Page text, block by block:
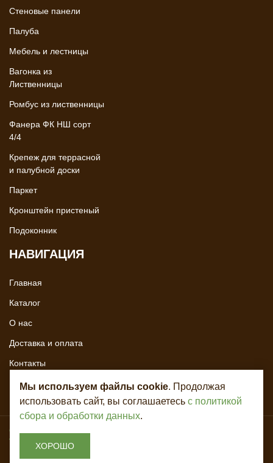
Стеновые панели
Палуба
Мебель и лестницы
Вагонка из
Лиственницы
Ромбус из лиственницы
Фанера ФК НШ сорт
4/4
Крепеж для террасной
и палубной доски
Паркет
Кронштейн пристеный
Подоконник
НАВИГАЦИЯ
Главная
Каталог
О нас
Доставка и оплата
Контакты
Copyright © 2020 - 2026. Всё для лестниц. Разработка и продвижение -
Vegas Studio
Мы используем файлы cookie. Продолжая
использовать сайт, вы соглашаетесь с политикой
сбора и обработки данных.
ХОРОШО